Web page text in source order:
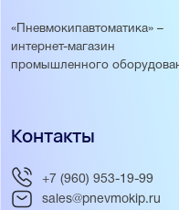
«Пневмокипавтоматика» –
интернет-магазин
промышленного
Контакты
+7 (960) 953-19-99
sales@pnevmokip.ru